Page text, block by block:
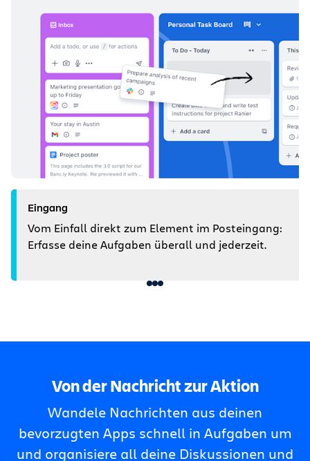
Eingang
Vom Einfall direkt zum Element im Posteingang:
Erfasse deine Aufgaben überall und jederzeit.
Von der Nachricht zur Aktion
Wandele Nachrichten aus deinen
bevorzugten Apps schnell in Aufgaben um
und organisiere all deine Diskussionen und